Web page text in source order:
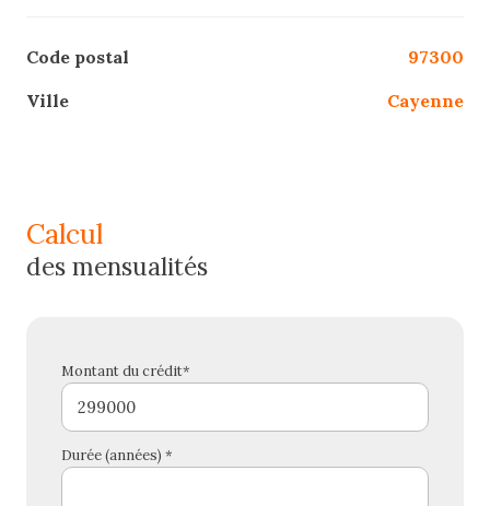
Code postal
97300
Ville
Cayenne
calcul
des mensualités
Montant du crédit*
Durée (années) *